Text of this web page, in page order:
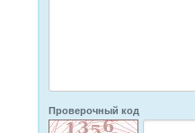
Проверочный код